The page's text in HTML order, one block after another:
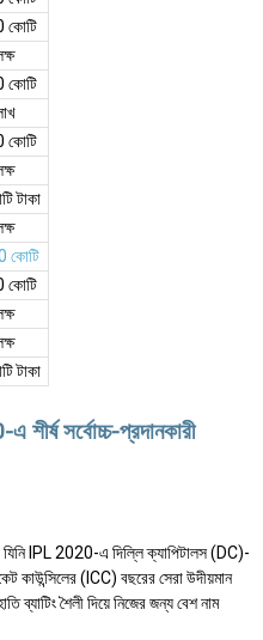
কোটি
কোটি
কোটি
টাকা
কোটি
কোটি
টাকা
সর্বোচ্চ-প্রদানকারী
IPL 2020-এ দিল্লি ক্যাপিটালস (DC)-
কাউন্সিলের (ICC) বছরের সেরা উদীয়মান
ব্যাটিং শৈলী দিয়ে নিজের জন্য বেশ নাম